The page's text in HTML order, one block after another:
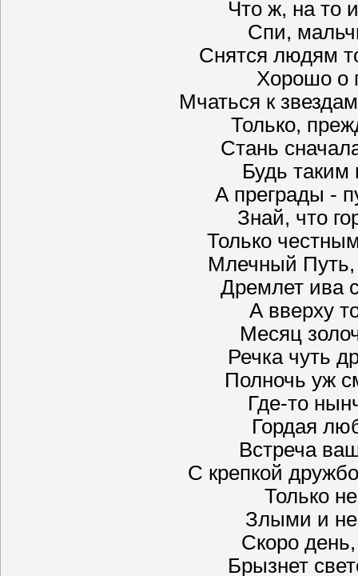
Что ж, на то
Спи,
Снятся людям
Хорошо о
Мчаться к
Только,
Стань
Будь таким
А преграды -
Знай, что
Только
Млечный Путь,
Дремлет ива
А вверху
Месяц
Речка чуть
Полночь уж
Где-то
Гордая
Встреча
С крепкой
Только
Злыми и
Скоро
Брызнет